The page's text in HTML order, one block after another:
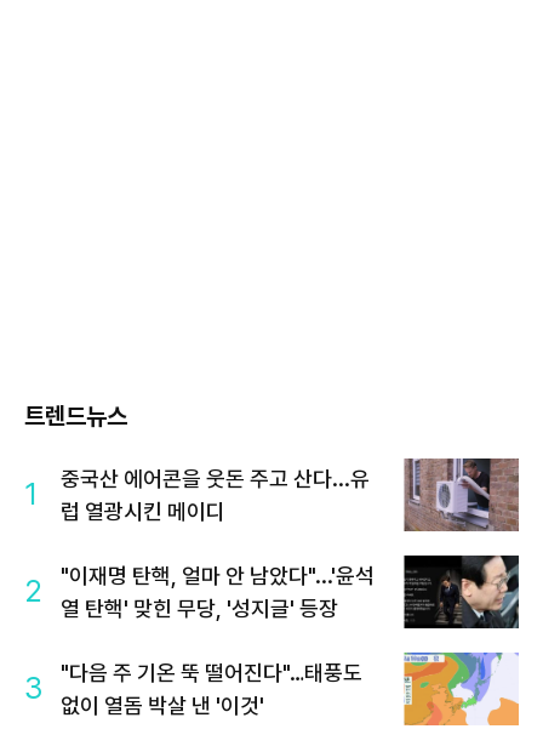
트렌드뉴스
1
중국산 에어콘을 웃돈 주고 산다...유
럽 열광시킨 메이디
2
"이재명 탄핵, 얼마 안 남았다"...'윤석
열 탄핵' 맞힌 무당, '성지글' 등장
3
"다음 주 기온 뚝 떨어진다"…태풍도
없이 열돔 박살 낸 '이것'